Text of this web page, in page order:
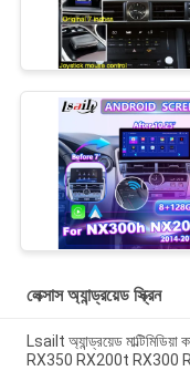
লেক্সাস অ্যান্ড্রয়েড স্ক্রিন
Lsailt অ্যান্ড্রয়েড
RX350 RX200t RX300